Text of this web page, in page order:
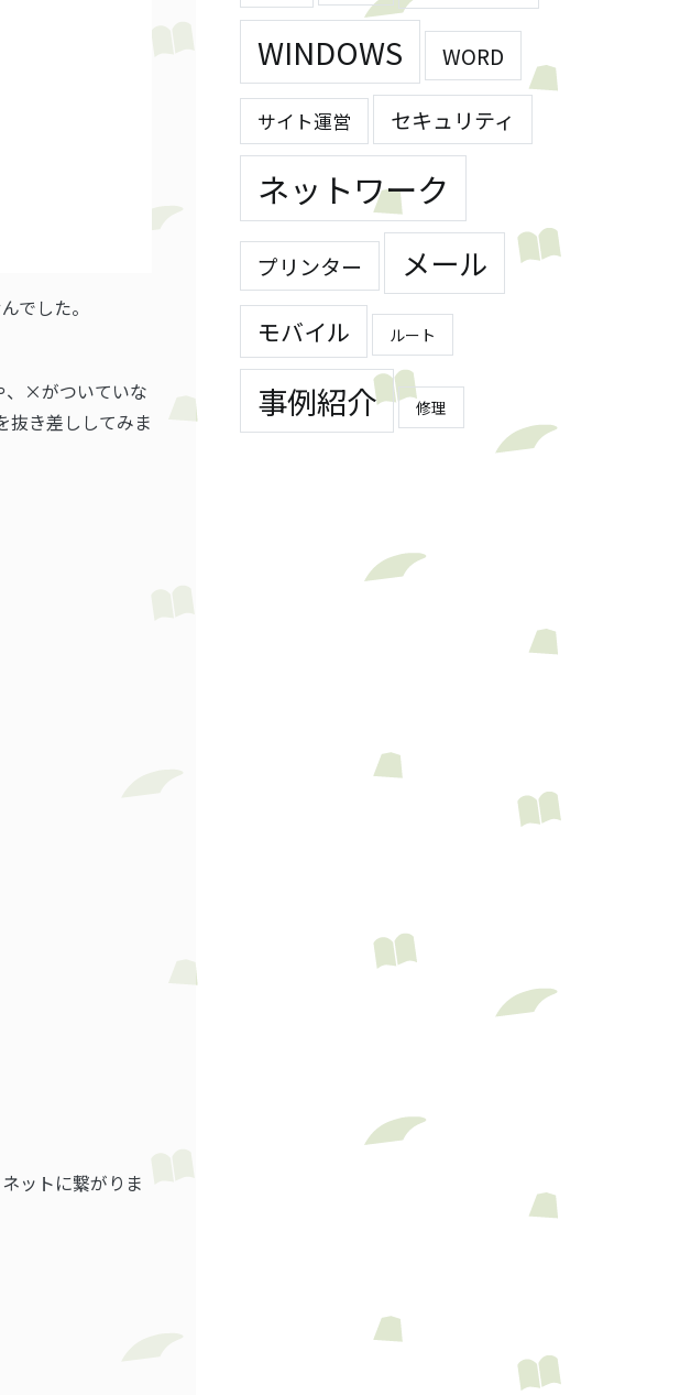
でした。
、×がついていな
抜き差ししてみま
ットに繋がりま
WINDOWS WORD
サイト運営 セキュリティ
ネットワーク
プリンター メール
モバイル ルート
事例紹介 修理